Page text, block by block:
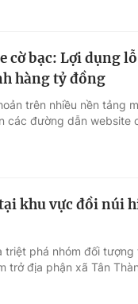
cờ bạc: Lợi dụng
hàng tỷ đồng
trên nhiều nền tảng
các đường dẫn website
khu vực đồi núi
triệt phá nhóm đối
trở địa phận xã Tân